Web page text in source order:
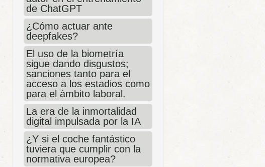
de ChatGPT
¿Cómo actuar ante
deepfakes?
El uso de la biometría
sigue dando disgustos;
sanciones tanto para el
acceso a los estadios como
para el ámbito laboral.
La era de la inmortalidad
digital impulsada por la IA
¿Y si el coche fantástico
tuviera que cumplir con la
normativa europea?